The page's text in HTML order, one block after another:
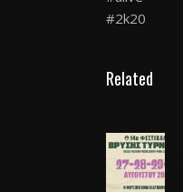
#2k20
Related